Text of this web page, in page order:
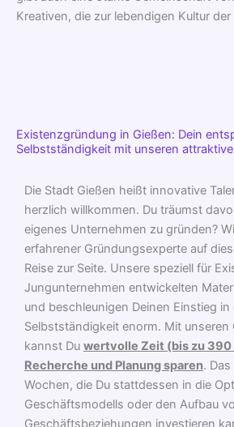
Kreativen, die zur lebendigen Kultur
Existenzgründung in Gießen: Dein
Selbstständigkeit mit unseren
Die Stadt Gießen heißt innovative
herzlich willkommen. Du träumst
eigenes Unternehmen zu gründen?
erfahrener Gründungsexperte auf
Reise zur Seite. Unsere speziell für
Jungunternehmen entwickelten
und beschleunigen Deinen Einstieg in
Selbstständigkeit enorm. Mit unseren
kannst Du wertvolle Zeit (bis zu 390
Recherche und Planung sparen.
Wochen, die Du stattdessen in die
Geschäftsmodells oder den Aufbau